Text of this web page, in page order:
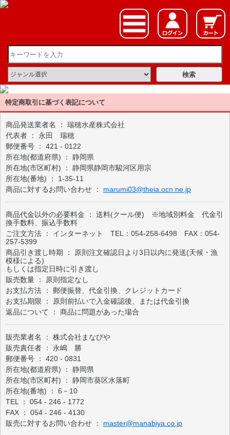
特定商取引に基づく表記について
商品発送業者名 ： 瑞穂水産株式会社
代表者 ： 永田 瑞穂
郵便番号 ： 421 - 0122
所在地(都道府県) ： 静岡県
所在地(市区町村) ： 静岡県静岡市駿河区用宗
所在地(番地) ： 1-35-11
商品に対するお問い合わせ ： marumi03@theia.ocn.ne.jp
商品代金以外の必要料金 ： 送料(クール便) ※地域別料金 代金引
換手数料、振込手数料
ご注文方法 ： インターネット TEL：054-258-6498 FAX：054-
257-5399
商品引き渡し時期 ： 原則注文確認日より3日以内に発送(天候・漁
模様による)
もしくは指定日時に引き渡し
販売数量 ： 原則指定なし
お支払方法 ： 郵便振替、代金引換、クレジットカード
お支払期限 ： 原則前払いで入金確認後、または代金引換
返品について ： 商品に問題があった場合
販売業者名 ： 株式会社まなびや
販売責任者 ： 永嶋 勝
郵便番号 ： 420 - 0831
所在地(都道府県) ： 静岡県
所在地(市区町村) ： 静岡市葵区水落町
所在地(番地) ： 6－10
TEL ： 054 - 246 - 1772
FAX ： 054 - 246 - 4130
販売に対するお問い合わせ ： master@manabiya.co.jp